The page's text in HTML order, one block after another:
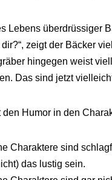
Lebens überdrüssiger
dir?“, zeigt der Bäcker
hingegen weist
Das sind jetzt
den Humor in den
Charaktere sind
das lustig sein.